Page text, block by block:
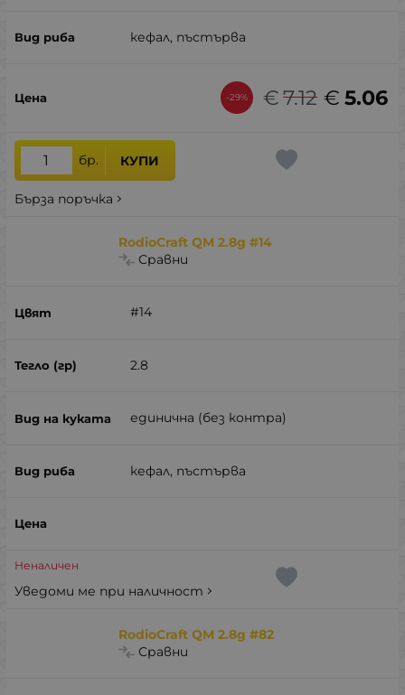
кефал, пъстърва
-29% 7.12
€ 5.06
€
бр. КУПИ
Бърза поръчка
RodioCraft QM 2.8g #14
Сравни
#14
2.8
единична (без контра)
кефал, пъстърва
Неналичен
Уведоми ме при наличност
RodioCraft QM 2.8g #82
Сравни